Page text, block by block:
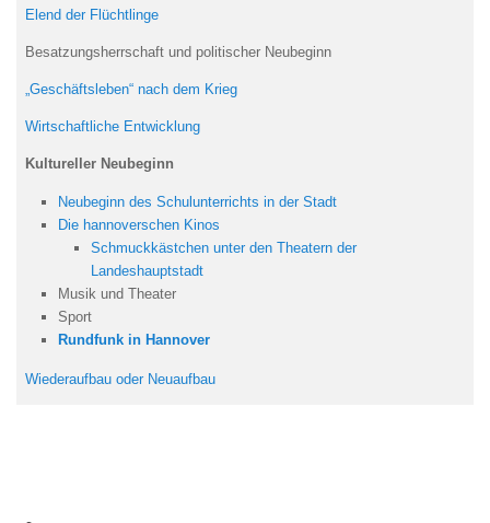
Elend der Flüchtlinge
Besatzungsherrschaft und politischer Neubeginn
„Geschäftsleben“ nach dem Krieg
Wirtschaftliche Entwicklung
Kultureller Neubeginn
Neubeginn des Schulunterrichts in der Stadt
Die hannoverschen Kinos
Schmuckkästchen unter den Theatern der
Landeshauptstadt
Musik und Theater
Sport
Rundfunk in Hannover
Wiederaufbau oder Neuaufbau